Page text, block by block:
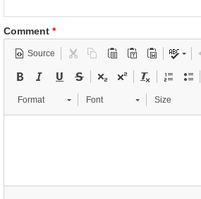
Comment *
Source
Format Font Size